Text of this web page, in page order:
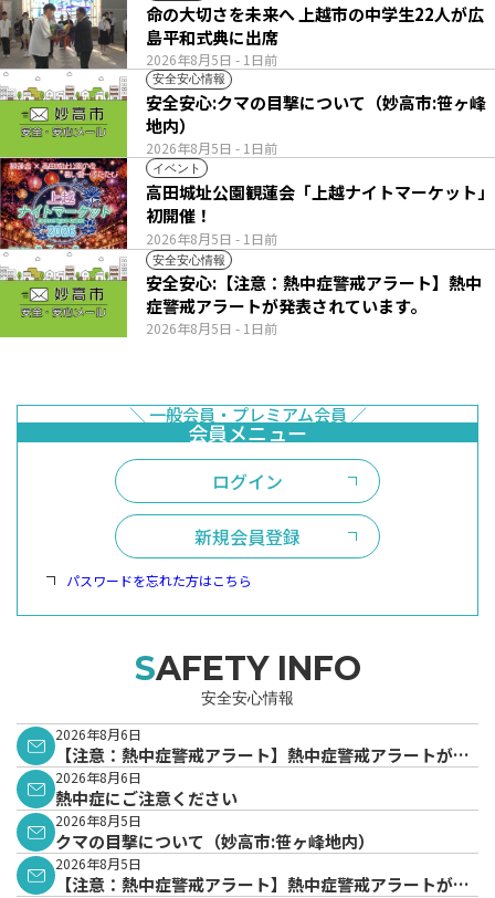
2026年8月5日 - 1日前
命の大切さを未来へ 上越市の中学生22人が広
島平和式典に出席
安全安心情報
2026年8月5日 - 1日前
安全安心:クマの目撃について（妙高市:笹ヶ峰
地内）
イベント
2026年8月5日 - 1日前
高田城址公園観蓮会「上越ナイトマーケット」
初開催！
安全安心情報
2026年8月5日 - 1日前
安全安心:【注意：熱中症警戒アラート】熱中
症警戒アラートが発表されています。
ログイン
新規会員登録
パスワードを忘れた方はこちら
SAFETY INFO
安全安心情報
2026年8月6日
【注意：熱中症警戒アラート】熱中症警戒アラートが発
表されています。
2026年8月6日
熱中症にご注意ください
2026年8月5日
クマの目撃について（妙高市:笹ヶ峰地内）
2026年8月5日
【注意：熱中症警戒アラート】熱中症警戒アラートが発